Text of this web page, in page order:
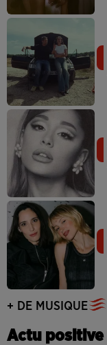
+ DE MUSIQUE
Actu positive